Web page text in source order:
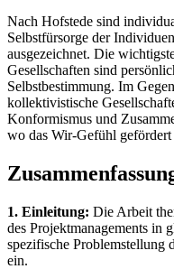
Nach Hofstede sind
Selbstfürsorge der
ausgezeichnet. Die
Gesellschaften sind
Selbstbestimmung. Im
kollektivistische
Konformismus und
wo das Wir-Gefühl
1. Einleitung: Die Arbeit
des Projektmanagements in
spezifische Problemstellung
ein.